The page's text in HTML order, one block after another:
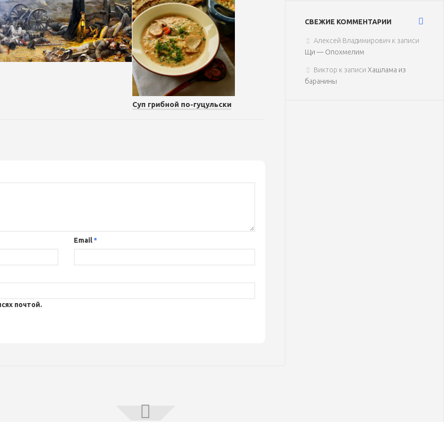
Суп грибной по-гуцульски
Email*
почтой.
СВЕЖИЕ КОММЕНТАРИИ
Алексей Владимирович к записи
Щи — Опохмелим
Виктор к записи Хашлама из
баранины